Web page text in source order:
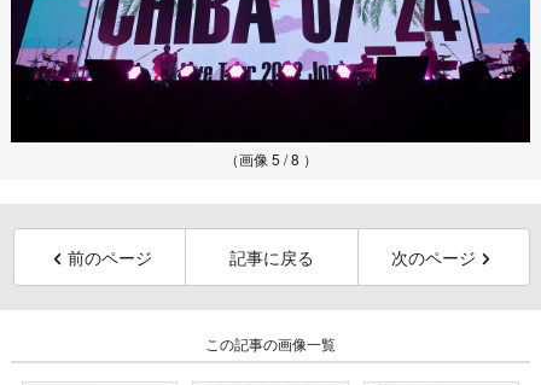
（画像 5 / 8 ）
前のページ 記事に戻る 次のページ
この記事の画像一覧